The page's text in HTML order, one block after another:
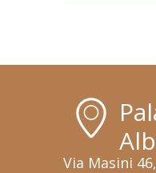
Via Masini